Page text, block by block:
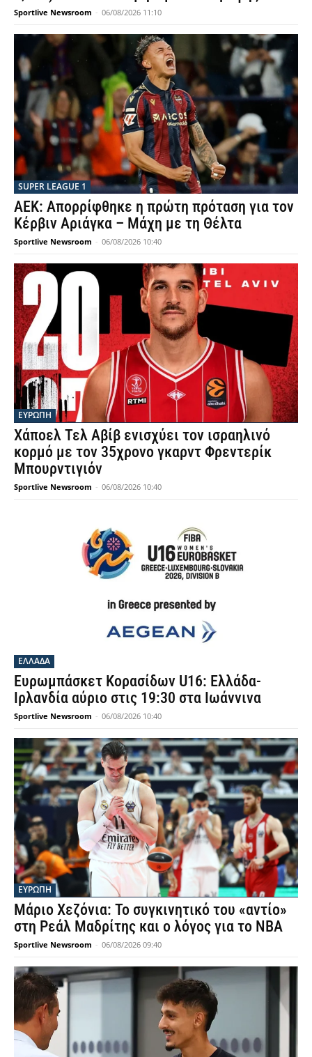
Sportlive Newsroom - 06/08/2026 11:10
SUPER LEAGUE 1
ΑΕΚ: Απορρίφθηκε η πρώτη πρόταση για τον
Κέρβιν Αριάγκα – Μάχη με τη Θέλτα
Sportlive Newsroom - 06/08/2026 10:40
ΕΥΡΩΠΗ
Χάποελ Τελ Αβίβ ενισχύει τον ισραηλινό
κορμό με τον 35χρονο γκαρντ Φρεντερίκ
Μπουρντιγιόν
Sportlive Newsroom - 06/08/2026 10:40
ΕΛΛΑΔΑ
Ευρωμπάσκετ Κορασίδων U16: Ελλάδα-
Ιρλανδία αύριο στις 19:30 στα Ιωάννινα
Sportlive Newsroom - 06/08/2026 10:40
ΕΥΡΩΠΗ
Μάριο Χεζόνια: Το συγκινητικό του «αντίο»
στη Ρεάλ Μαδρίτης και ο λόγος για το NBA
Sportlive Newsroom - 06/08/2026 09:40